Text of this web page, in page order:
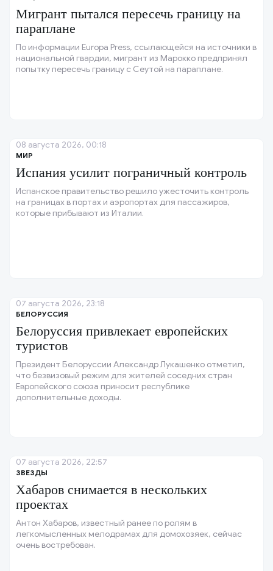
Мигрант пытался пересечь границу на
параплане
По информации Europa Press, ссылающейся на источники в
национальной гвардии, мигрант из Марокко предпринял
попытку пересечь границу с Сеутой на параплане.
МИР
Испания усилит пограничный контроль
Испанское правительство решило ужесточить контроль
на границах в портах и аэропортах для пассажиров,
которые прибывают из Италии.
08 августа 2026, 00:18
БЕЛОРУССИЯ
Белоруссия привлекает европейских
туристов
Президент Белоруссии Александр Лукашенко отметил,
что безвизовый режим для жителей соседних стран
Европейского союза приносит республике
дополнительные доходы.
07 августа 2026, 23:18
ЗВЕЗДЫ
Хабаров снимается в нескольких
проектах
Антон Хабаров, известный ранее по ролям в
легкомысленных мелодрамах для домохозяек, сейчас
очень востребован.
07 августа 2026, 22:57